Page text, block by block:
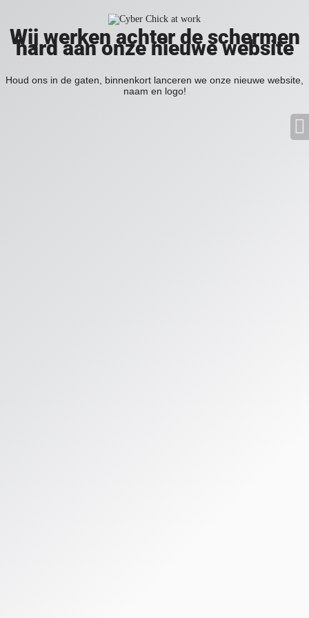
Wij werken achter de schermen
hard aan onze nieuwe website
Houd ons in de gaten, binnenkort lanceren we onze nieuwe website,
naam en logo!